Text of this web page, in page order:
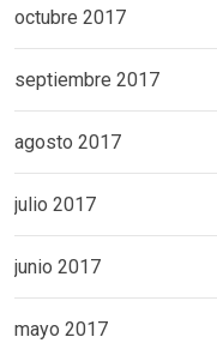
octubre 2017
septiembre 2017
agosto 2017
julio 2017
junio 2017
mayo 2017